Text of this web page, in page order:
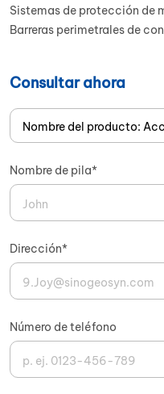
Sistemas de protección de
Barreras perimetrales de
Consultar ahora
Nombre de pila*
Dirección*
Número de teléfono